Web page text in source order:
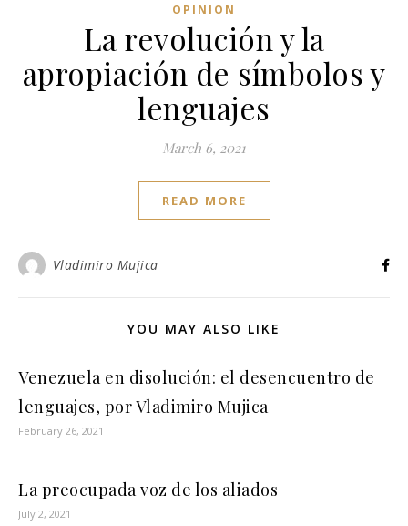
OPINION
La revolución y la
apropiación de símbolos y
lenguajes
March 6, 2021
READ MORE
Vladimiro Mujica
YOU MAY ALSO LIKE
Venezuela en disolución: el desencuentro de
lenguajes, por Vladimiro Mujica
February 26, 2021
La preocupada voz de los aliados
July 2, 2021